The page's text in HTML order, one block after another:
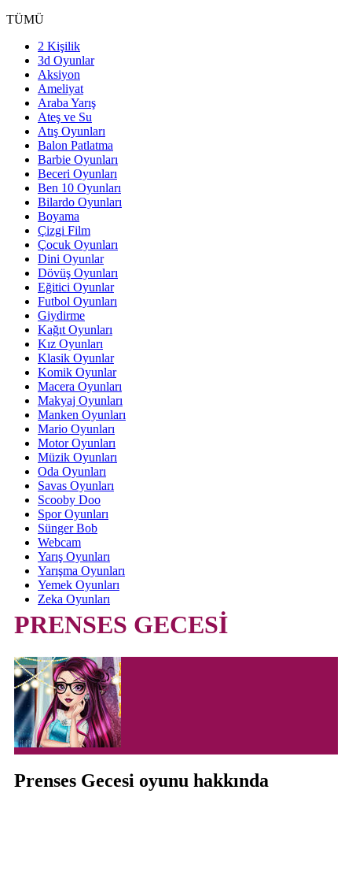
TÜMÜ
2 Kişilik
3d Oyunlar
Aksiyon
Ameliyat
Araba Yarış
Ateş ve Su
Atış Oyunları
Balon Patlatma
Barbie Oyunları
Beceri Oyunları
Ben 10 Oyunları
Bilardo Oyunları
Boyama
Çizgi Film
Çocuk Oyunları
Dini Oyunlar
Dövüş Oyunları
Eğitici Oyunlar
Futbol Oyunları
Giydirme
Kağıt Oyunları
Kız Oyunları
Klasik Oyunlar
Komik Oyunlar
Macera Oyunları
Makyaj Oyunları
Manken Oyunları
Mario Oyunları
Motor Oyunları
Müzik Oyunları
Oda Oyunları
Savas Oyunları
Scooby Doo
Spor Oyunları
Sünger Bob
Webcam
Yarış Oyunları
Yarışma Oyunları
Yemek Oyunları
Zeka Oyunları
PRENSES GECESİ
Prenses Gecesi oyunu hakkında